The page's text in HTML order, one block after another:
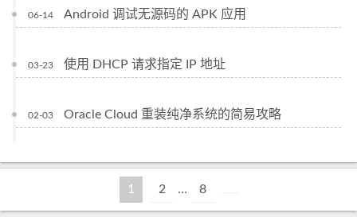
06-14 Android 调试无源码的 APK 应用
03-23 使用 DHCP 请求指定 IP 地址
02-03 Oracle Cloud 重装纯净系统的简易攻略
1 2 … 8